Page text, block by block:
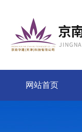
网站首页